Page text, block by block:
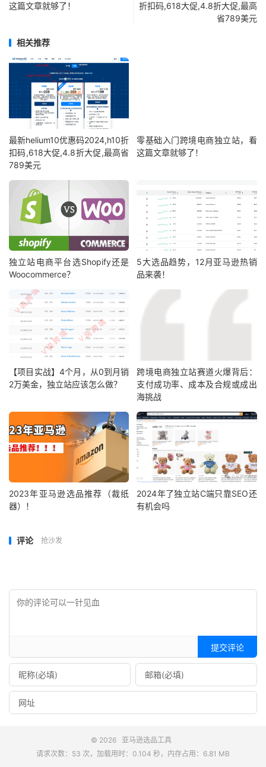
这篇文章就够了！
折扣码,618大促,4.8折大促,最高
省789美元
相关推荐
最新helium10优惠码2024,h10折
扣码,618大促,4.8折大促,最高省
789美元
零基础入门跨境电商独立站，看
这篇文章就够了！
独立站电商平台选Shopify还是
Woocommerce？
5大选品趋势，12月亚马逊热销
品来袭！
【项目实战】4个月，从0到月销
2万美金，独立站应该怎么做？
跨境电商独立站赛道火爆背后：
支付成功率、成本及合规或成出
海挑战
2023年亚马逊选品推荐（裁纸
器）！
2024年了独立站C端只靠SEO还
有机会吗
评论 抢沙发
提交评论
© 2026 亚马逊选品工具
请求次数：53 次，加载用时：0.104 秒，内存占用：6.81 MB